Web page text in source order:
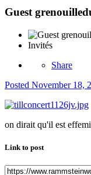
Guest
Invités
Share
Posted November 18,
on dirait qu'il est
Link to post